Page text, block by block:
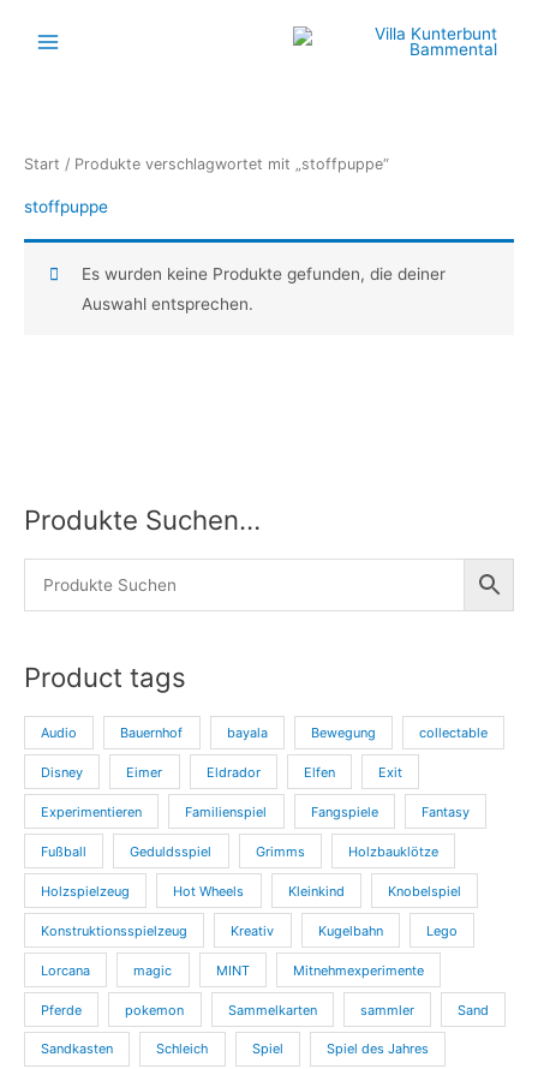
Inhalt
Start / Produkte verschlagwortet mit „stoffpuppe“
stoffpuppe
Es wurden keine Produkte gefunden, die deiner
Auswahl entsprechen.
Produkte Suchen…
Product tags
Audio Bauernhof bayala Bewegung collectable
Disney Eimer Eldrador Elfen Exit
Experimentieren Familienspiel Fangspiele Fantasy
Fußball Geduldsspiel Grimms Holzbauklötze
Holzspielzeug Hot Wheels Kleinkind Knobelspiel
Konstruktionsspielzeug Kreativ Kugelbahn Lego
Lorcana magic MINT Mitnehmexperimente
Pferde pokemon Sammelkarten sammler Sand
Sandkasten Schleich Spiel Spiel des Jahres